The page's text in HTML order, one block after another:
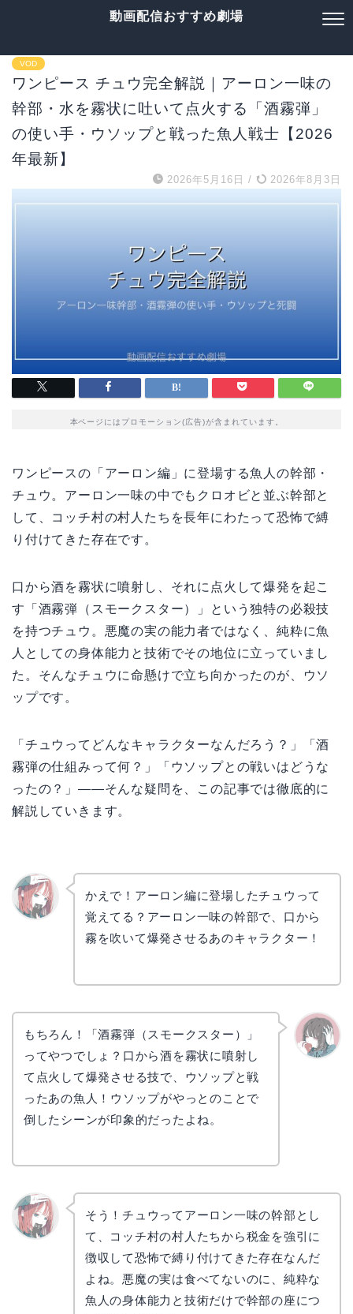
動画配信おすすめ劇場
VOD
ワンピース チュウ完全解説｜アーロン一味の
幹部・水を霧状に吐いて点火する「酒霧弾」
の使い手・ウソップと戦った魚人戦士【2026
年最新】
2026年5月16日 / 2026年8月3日
本ページにはプロモーション(広告)が含まれています。
ワンピースの「アーロン編」に登場する魚人の幹部・
チュウ。アーロン一味の中でもクロオビと並ぶ幹部と
して、コッチ村の村人たちを長年にわたって恐怖で縛
り付けてきた存在です。
口から酒を霧状に噴射し、それに点火して爆発を起こ
す「酒霧弾（スモークスター）」という独特の必殺技
を持つチュウ。悪魔の実の能力者ではなく、純粋に魚
人としての身体能力と技術でその地位に立っていまし
た。そんなチュウに命懸けで立ち向かったのが、ウソ
ップです。
「チュウってどんなキャラクターなんだろう？」「酒
霧弾の仕組みって何？」「ウソップとの戦いはどうな
ったの？」——そんな疑問を、この記事では徹底的に
解説していきます。
かえで！アーロン編に登場したチュウって
覚えてる？アーロン一味の幹部で、口から
霧を吹いて爆発させるあのキャラクター！
もちろん！「酒霧弾（スモークスター）」
ってやつでしょ？口から酒を霧状に噴射し
て点火して爆発させる技で、ウソップと戦
ったあの魚人！ウソップがやっとのことで
倒したシーンが印象的だったよね。
そう！チュウってアーロン一味の幹部とし
て、コッチ村の村人たちから税金を強引に
徴収して恐怖で縛り付けてきた存在なんだ
よね。悪魔の実は食べてないのに、純粋な
魚人の身体能力と技術だけで幹部の座につ